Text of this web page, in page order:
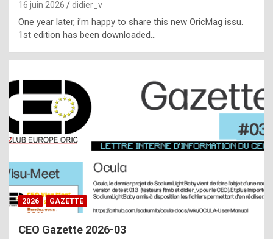
l
t
t
s
t
a
s
i
16 juin 2026 didier_v
One year later, i’m happy to share this new OricMag issu.
1st edition has been downloaded…
2026 GAZETTE
CEO Gazette 2026-03